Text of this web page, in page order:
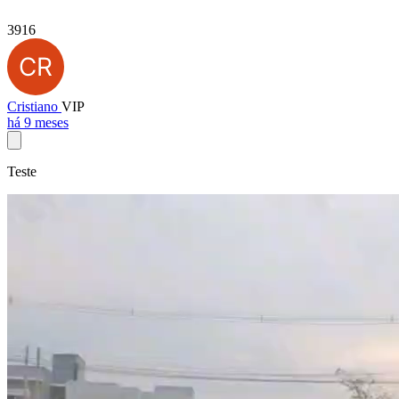
3916
Cristiano VIP
há 9 meses
Teste